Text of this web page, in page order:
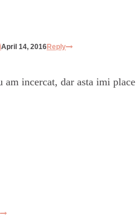
April 14, 2016Reply
am incercat, dar asta imi place